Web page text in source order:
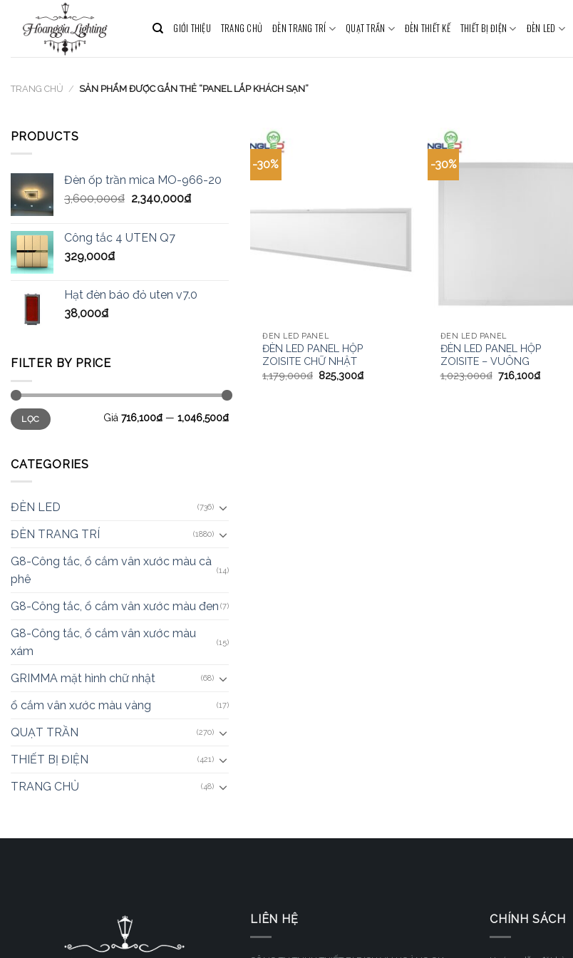
GIỚI THIỆU TRANG CHỦ ĐÈN TRANG TRÍ QUẠT TRẦN ĐÈN THIẾT KẾ THIẾT BỊ ĐIỆN ĐÈN LED
TRANG CHỦ / SẢN PHẨM ĐƯỢC GẮN THẺ “PANEL LẮP KHÁCH SẠN”
PRODUCTS
Đèn ốp trần mica MO-966-20
3,600,000₫ 2,340,000₫
Công tắc 4 UTEN Q7
329,000₫
Hạt đèn báo đỏ uten v7.0
38,000₫
FILTER BY PRICE
LỌC Giá 716,100₫ — 1,046,500₫
CATEGORIES
ĐÈN LED (736)
ĐÈN TRANG TRÍ (1880)
G8-Công tắc, ổ cắm vân xước màu cà
phê
(14)
G8-Công tắc, ổ cắm vân xước màu đen (7)
G8-Công tắc, ổ cắm vân xước màu
xám
(15)
GRIMMA mặt hình chữ nhật (68)
ổ cắm vân xước màu vàng (17)
QUẠT TRẦN (270)
THIẾT BỊ ĐIỆN (421)
TRANG CHỦ (48)
-30%
ĐÈN LED PANEL
ĐÈN LED PANEL HỘP
ZOISITE CHỮ NHẬT
1,179,000₫ 825,300₫
-30%
ĐÈN LED PANEL
ĐÈN LED PANEL HỘP
ZOISITE – VUÔNG
1,023,000₫ 716,100₫
LIÊN HỆ CHÍNH SÁCH